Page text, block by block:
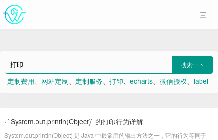
搜索一下
定制费用、 网站定制、 定制服务、 打印、 echarts、 微信授权、 label
· `System.out.println(Object)` 的打印行为详解
System.out.println(Object) 是 Java 中最常用的输出方法之一，它的行为等同于